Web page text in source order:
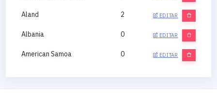
Aland 2 EDITAR
Albania 0 EDITAR
American Samoa 0 EDITAR